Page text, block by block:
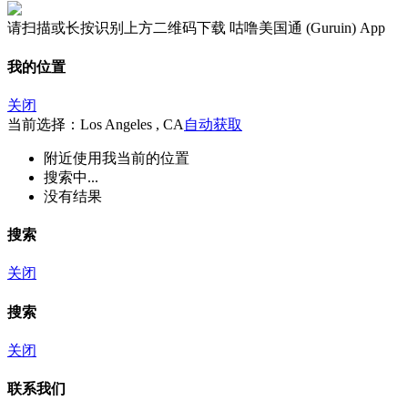
请扫描或长按识别上方二维码下载 咕噜美国通 (Guruin) App
我的位置
关闭
当前选择：Los Angeles , CA 自动获取
附近使用我当前的位置
搜索中...
没有结果
搜索
关闭
搜索
关闭
联系我们